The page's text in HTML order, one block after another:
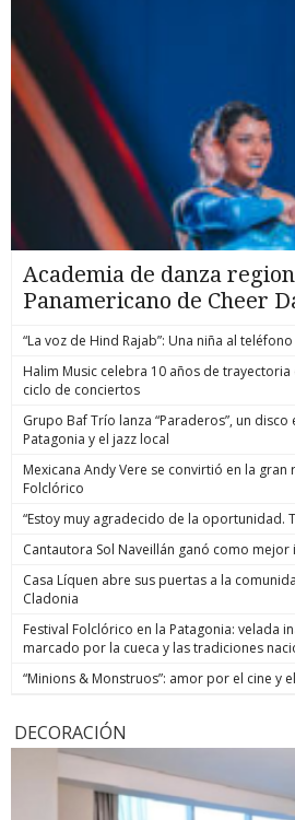
Academia de danza
Panamericano de Cheer
“La voz de Hind Rajab”: Una niña al teléfono
Halim Music celebra 10 años de
ciclo de conciertos
Grupo Baf Trío lanza “Paraderos”, un
Patagonia y el jazz local
Mexicana Andy Vere se convirtió en la gran
Folclórico
“Estoy muy agradecido de la oportunidad.
Cantautora Sol Naveillán ganó como
Casa Líquen abre sus puertas a la
Cladonia
Festival Folclórico en la Patagonia: velada
marcado por la cueca y las tradiciones
“Minions & Monstruos”: amor por el cine y
DECORACIÓN